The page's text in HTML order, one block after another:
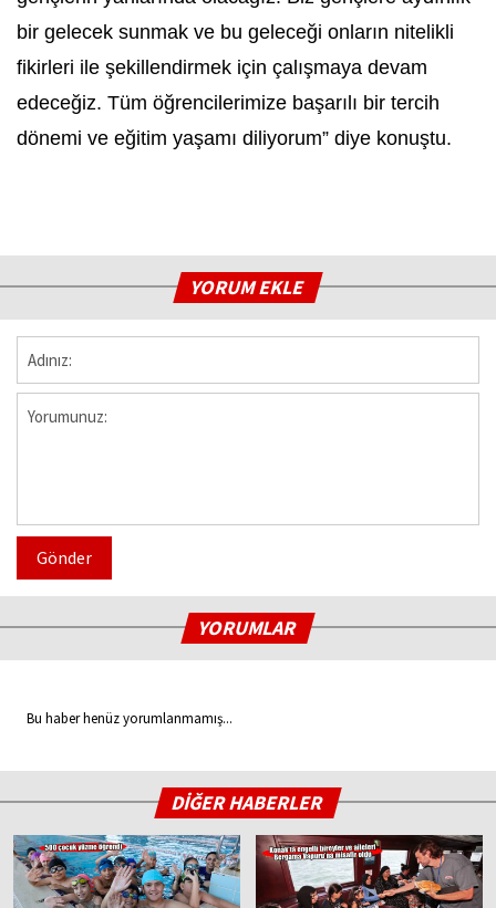
bir gelecek sunmak ve bu geleceği onların nitelikli
fikirleri ile şekillendirmek için çalışmaya devam
edeceğiz. Tüm öğrencilerimize başarılı bir tercih
dönemi ve eğitim yaşamı diliyorum” diye konuştu.
YORUM EKLE
Gönder
YORUMLAR
Bu haber henüz yorumlanmamış...
DİĞER HABERLER